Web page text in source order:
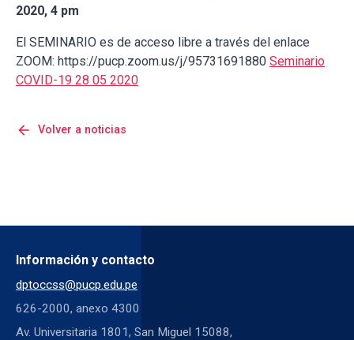
2020, 4 pm
El SEMINARIO es de acceso libre a través del enlace
ZOOM: https://pucp.zoom.us/j/95731691880 Seminario
COVID-19 28 05 2020
arrow_back Volver a noticias
Información y contacto
dptoccss@pucp.edu.pe
626-2000, anexo 4300
Av. Universitaria 1801, San Miguel 15088,